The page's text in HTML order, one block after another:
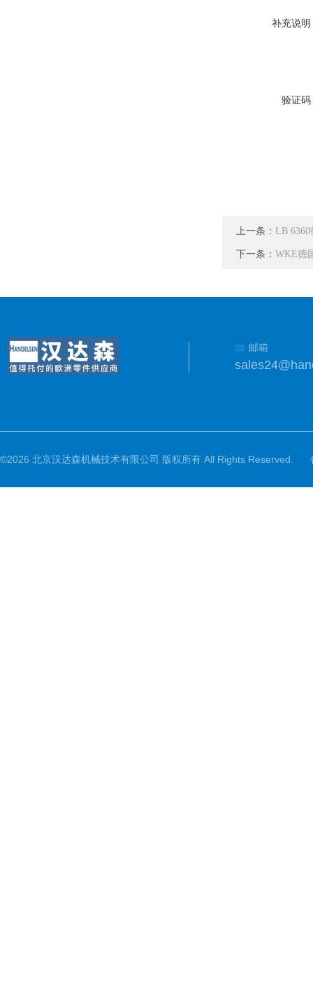
补充说明
验证码
上一条： LB
下一条： WKE德
邮箱
©2026 北京汉达森机械技术有限公司 版权所有 All Rights Reserved.